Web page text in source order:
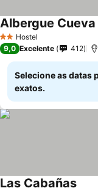
2 Estrelas
Hostel
Albergue
9,0 Excelente 412
Selecione as datas
exatos.
Las Cabañas